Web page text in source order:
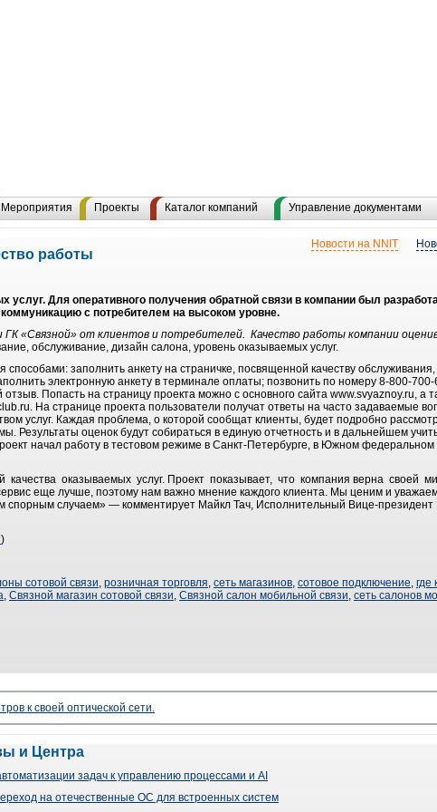
Мероприятия Проекты Каталог компаний Управление документами
Новости на NNIT
работы
услуг. Для оперативного получения обратной связи в компании был
с потребителем на высоком уровне.
«Связной» от клиентов и потребителей. Качество работы компании
обслуживание, дизайн салона, уровень оказываемых услуг.
заполнить анкету на страничке, посвященной качеству обслуживания,
электронную анкету в терминале оплаты; позвонить по номеру 8-800-700-
Попасть на страницу проекта можно с основного сайта www.svyaznoy.ru, а
На странице проекта пользователи получат ответы на часто задаваемые
услуг. Каждая проблема, о которой сообщат клиенты, будет подробно
Результаты оценок будут собираться в единую отчетность и в дальнейшем
начал работу в тестовом режиме в Санкт-Петербурге, в Южном федеральном
качества оказываемых услуг. Проект показывает, что компания верна своей
еще лучше, поэтому нам важно мнение каждого клиента. Мы ценим и
спорным случаем» — комментирует Майкл Тач, Исполнительный Вице-президент
)
сотовой связи, розничная торговля, сеть магазинов, сотовое подключение, где
, Связной магазин сотовой связи, Связной салон мобильной связи, сеть салонов
к своей оптической сети.
и Центра
задач к управлению процессами и AI
на отечественные ОС для встроенных систем